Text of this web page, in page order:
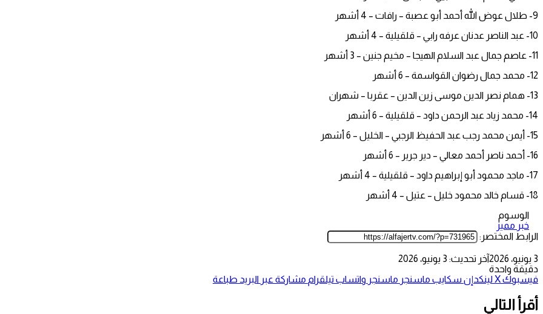
9- طلال عوض الله أحمد أبو عصبة – رافات – 4 أشهر
10- عبد الناصر عدنان عرفه رابي – قلقيلية – 4 أشهر
11- عاصم جمال عبد السلام الهيجا – مخيم جنين – 3 أشهر
12- محمد جمال رضوان القواسمة – 6 أشهر
13- همام نصر الدين موسى زين الدين – عقربا – شهران
14- محمد زياد عبد الرحمن داود – قلقيلية – 6 أشهر
15- أيمن محمد رجب عبد الحفيظ الرجبي – الخليل – 6 أشهر
16- أحمد ناصر أحمد معالي – دير جرير – 6 أشهر
17- ماجد محمود أبو إبراهيم داود – قلقيلية – 4 أشهر
18- قسام خالد محمود خليل – عتيل – 4 أشهر
الوسوم
خبر مميز
الرابط المختصر:
3 يونيو، 2026
آخر تحديث: 3 يونيو، 2026
دقيقة واحدة
فيسبوك‫Xلينكدإن سكايب ماسنجر ماسنجر واتساب تيلقرام مشاركة عبر البريد طباعة
أقرأ التالي